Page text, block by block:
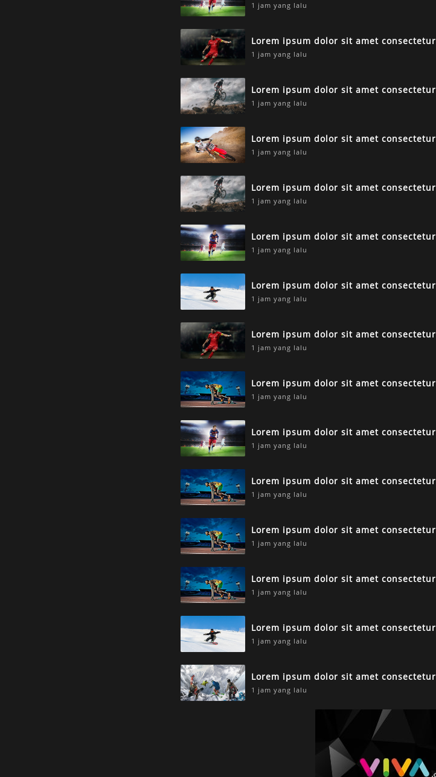
1 jam yang lalu
Lorem ipsum dolor sit amet consectetur
1 jam yang lalu
Lorem ipsum dolor sit amet consectetur
1 jam yang lalu
Lorem ipsum dolor sit amet consectetur
1 jam yang lalu
Lorem ipsum dolor sit amet consectetur
1 jam yang lalu
Lorem ipsum dolor sit amet consectetur
1 jam yang lalu
Lorem ipsum dolor sit amet consectetur
1 jam yang lalu
Lorem ipsum dolor sit amet consectetur
1 jam yang lalu
Lorem ipsum dolor sit amet consectetur
1 jam yang lalu
Lorem ipsum dolor sit amet consectetur
1 jam yang lalu
Lorem ipsum dolor sit amet consectetur
1 jam yang lalu
Lorem ipsum dolor sit amet consectetur
1 jam yang lalu
Lorem ipsum dolor sit amet consectetur
1 jam yang lalu
Lorem ipsum dolor sit amet consectetur
1 jam yang lalu
Lorem ipsum dolor sit amet consectetur
1 jam yang lalu